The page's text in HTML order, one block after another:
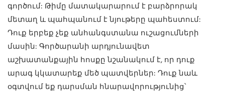
գործում: Թիմը մատակարարում է բարձրորակ
մետաղ և պահպանում է նյութերը պահեստում:
Դուք երբեք չեք անհանգստանա ուշացումների
մասին: Գործարանի արդյունավետ
աշխատանքային հոսքը նշանակում է, որ դուք
արագ կկատարեք մեծ պատվերներ: Դուք նաև
օգտվում եք դարսման հնարավորությունից՝